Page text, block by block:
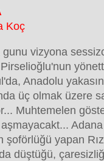
Koç
gunu vizyona
Anadolu
üç olmak üzere
Muhtemelen
aşmayacakt...
şoförlüğü yapan
düştüğü,